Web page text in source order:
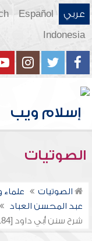
عربي Español
Indonesia
الصوتيات
الصوتيات علماء
عبد المحسن العباد
شرح سنن أبي داود [184]